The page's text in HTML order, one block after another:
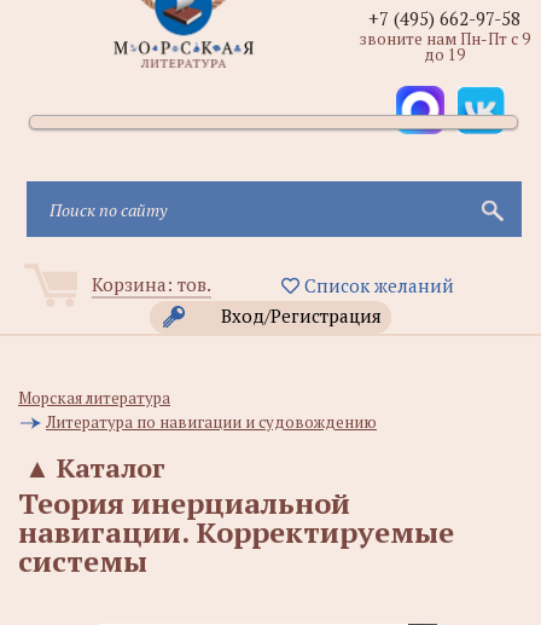
Корзина: тов.
Список желаний
Вход/Регистрация
+7 (495) 662-97-58
звоните нам Пн-Пт с 9
до 19
Морская литература
Литература по навигации и судовождению
Каталог
▲
Теория инерциальной
навигации. Корректируемые
системы